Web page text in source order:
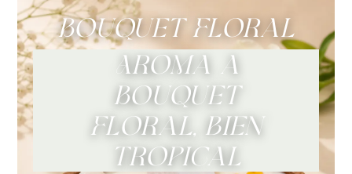
«Bouquet Floral»
Aroma a
Bouquet
Floral, bien
tropical